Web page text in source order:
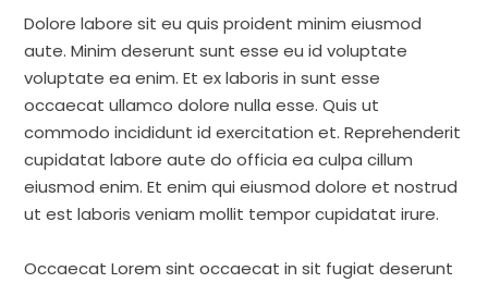
Dolore labore sit eu quis proident minim eiusmod
aute. Minim deserunt sunt esse eu id voluptate
voluptate ea enim. Et ex laboris in sunt esse
occaecat ullamco dolore nulla esse. Quis ut
commodo incididunt id exercitation et. Reprehenderit
cupidatat labore aute do officia ea culpa cillum
eiusmod enim. Et enim qui eiusmod dolore et nostrud
ut est laboris veniam mollit tempor cupidatat irure.
Occaecat Lorem sint occaecat in sit fugiat deserunt